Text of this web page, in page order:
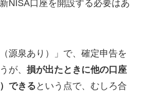
NISA口座を開設する必要はあ
源泉あり）」で、確定申告を
が、 損が出たときに他の口座
できる という点で、むしろ合